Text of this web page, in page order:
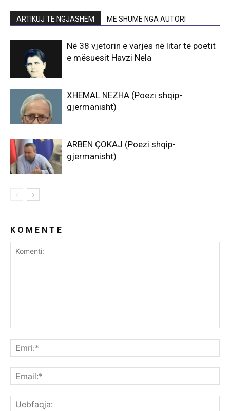
ARTIKUJ TË NGJASHËM MË SHUMË NGA AUTORI
Në 38 vjetorin e varjes në litar të poetit
e mësuesit Havzi Nela
XHEMAL NEZHA (Poezi shqip-
gjermanisht)
ARBEN ÇOKAJ (Poezi shqip-
gjermanisht)
K O M E N T E